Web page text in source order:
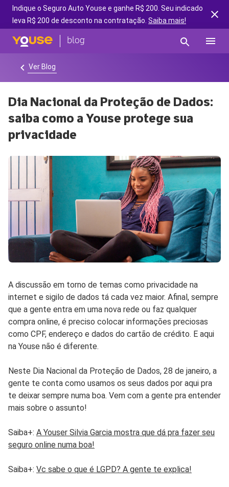
Indique o Seguro Auto Youse e ganhe R$ 200. Seu indicado
leva R$ 200 de desconto na contratação. Saiba mais!
Ver Blog
Dia Nacional da Proteção de Dados:
saiba como a Youse protege sua
privacidade
A discussão em torno de temas como privacidade na
internet e sigilo de dados tá cada vez maior. Afinal, sempre
que a gente entra em uma nova rede ou faz qualquer
compra online, é preciso colocar informações preciosas
como CPF, endereço e dados do cartão de crédito. E aqui
na Youse não é diferente.
Neste Dia Nacional da Proteção de Dados, 28 de janeiro, a
gente te conta como usamos os seus dados por aqui pra
te deixar sempre numa boa. Vem com a gente pra entender
mais sobre o assunto!
Saiba+: A Youser Silvia Garcia mostra que dá pra fazer seu
seguro online numa boa!
Saiba+: Vc sabe o que é LGPD? A gente te explica!